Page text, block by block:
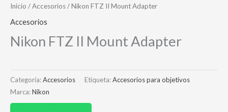
Inicio /Accesorios/ Nikon FTZ II Mount Adapter
Accesorios
Nikon FTZ II Mount Adapter
Categoría:Accesorios Etiqueta:Accesorios para objetivos
Marca:Nikon